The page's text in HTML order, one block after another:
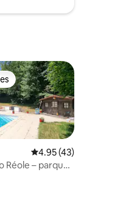
Calificación
4.95 (43)
Réole – parque,